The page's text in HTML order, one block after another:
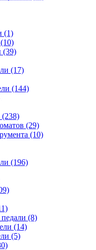
(1)
(39)
(17)
(144)
(29)
(10)
(196)
(8)
(14)
(5)